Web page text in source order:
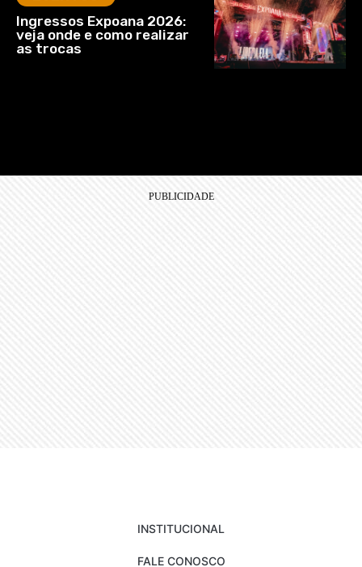
Ingressos Expoana 2026:
veja onde e como realizar
as trocas
INSTITUCIONAL
FALE CONOSCO